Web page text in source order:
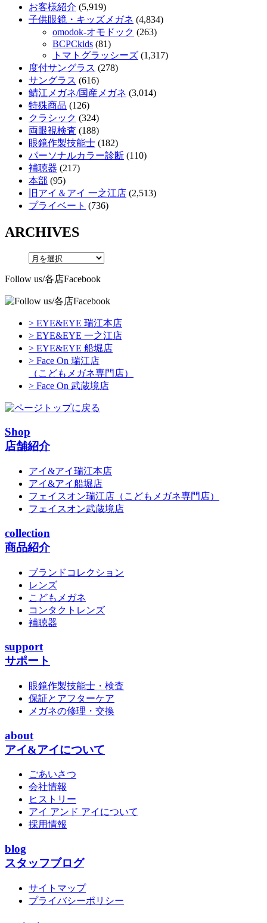
お客様紹介 (5,919)
子供眼鏡・キッズメガネ (4,834)
omodok-オモドック (263)
BCPCkids (81)
トマトグラッシーズ (1,317)
度付サングラス (278)
サングラス (616)
鯖江メガネ/国産メガネ (3,014)
特殊商品 (126)
クラシック (324)
両眼視検査 (188)
眼鏡作製技能士 (182)
パーソナルカラー診断 (110)
補聴器 (217)
本部 (95)
旧アイ＆アイ 一之江店 (2,513)
プライベート (736)
ARCHIVES
Follow us/各店Facebook
> EYE&EYE 瑞江本店
> EYE&EYE 一之江店
> EYE&EYE 船堀店
> Face On 瑞江店
（こどもメガネ専門店）
> Face On 武蔵境店
Shop
店舗紹介
アイ&アイ瑞江本店
アイ&アイ船堀店
フェイスオン瑞江店 （こどもメガネ専門店）
フェイスオン武蔵境店
collection
商品紹介
ブランドコレクション
レンズ
こどもメガネ
コンタクトレンズ
補聴器
support
サポート
眼鏡作製技能士・検査
保証とアフターケア
メガネの修理・交換
about
アイ&アイについて
ごあいさつ
会社情報
ヒストリー
アイ アンド アイについて
採用情報
blog
スタッフブログ
サイトマップ
プライバシーポリシー